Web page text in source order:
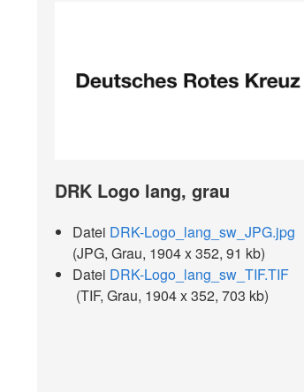
DRK Logo lang, grau
Datei DRK-Logo_lang_sw_JPG.jpg
(JPG, Grau, 1904 x 352, 91 kb)
Datei DRK-Logo_lang_sw_TIF.TIF
(TIF, Grau, 1904 x 352, 703 kb)